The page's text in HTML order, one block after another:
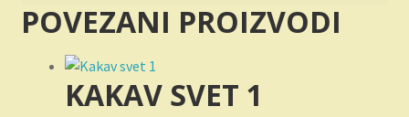
POVEZANI PROIZVODI
KAKAV SVET 1